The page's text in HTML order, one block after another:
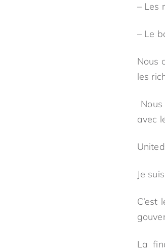
– Les
– Le
Nous
les
avec
Je
La